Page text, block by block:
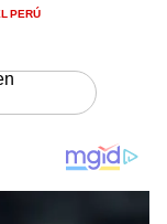
PERÚ